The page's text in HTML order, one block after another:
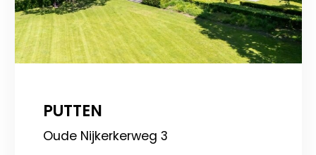
PUTTEN
Oude Nijkerkerweg 3